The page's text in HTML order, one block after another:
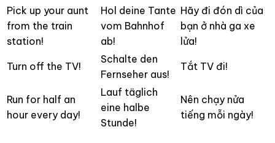
Pick up your aunt
from the train
station!
Hol deine Tante
vom Bahnhof
ab!
Hãy đi đón dì của
bạn ở nhà ga xe
lửa!
Turn off the TV!
Schalte den
Fernseher aus!
Tắt TV đi!
Run for half an
hour every day!
Lauf täglich
eine halbe
Stunde!
Nên chạy nửa
tiếng mỗi ngày!